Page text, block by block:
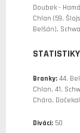
Doubek -
Chlan (59.
Belšán),
STATISTIKY
Branky: 44.
Chlan, 41.
Chára, Dočekal
Diváci: 50